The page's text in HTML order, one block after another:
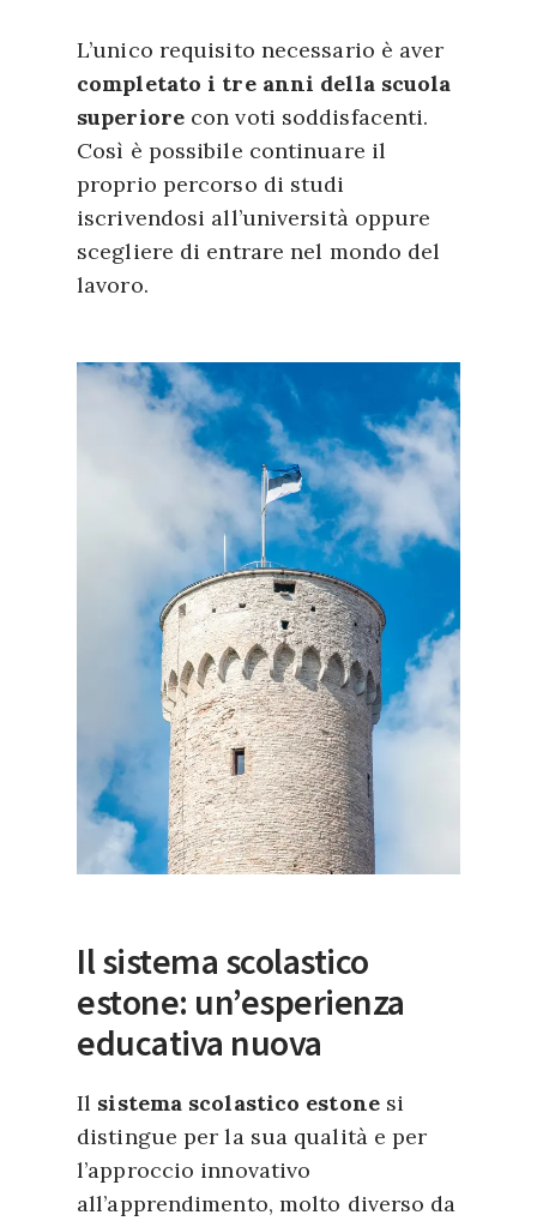
L’unico requisito necessario è aver
completato i tre anni della scuola
superiorecon voti soddisfacenti.
Così è possibile continuare il
proprio percorso di studi
iscrivendosi all’università oppure
scegliere di entrare nel mondo del
lavoro.
Il sistema scolastico
estone: un’esperienza
educativa nuova
Il sistema scolastico estonesi
distingue per la sua qualità e per
l’approccio innovativo
all’apprendimento, molto diverso da